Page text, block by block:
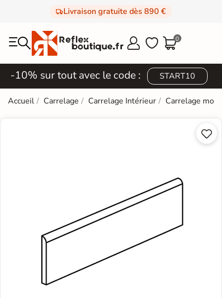
Livraison gratuite dès 890 €
  0
-10% sur tout avec le code : START10
Accueil Carrelage Carrelage Intérieur Carrelage

